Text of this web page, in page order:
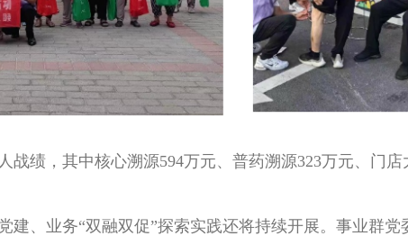
绩，其中核心溯源594万元、普药溯源323万元、门店
业务“双融双促”探索实践还将持续开展。事业群党